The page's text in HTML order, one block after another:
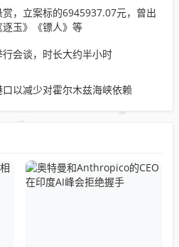
，立案标的6945937.07元，曾出
玉》《镖人》等
会谈，时长大约半小时
以减少对霍尔木兹海峡依赖